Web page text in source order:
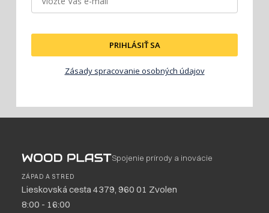
PRIHLÁSIŤ SA
Zásady spracovanie osobných údajov
Spojenie prírody a inovácie
ZÁPAD A STRED
Lieskovská cesta 4379, 960 01 Zvolen
8:00 - 16:00